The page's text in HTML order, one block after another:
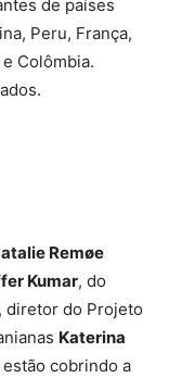
de países
Peru, França,
Colômbia.
Remøe
Kumar, do
, diretor do Projeto
Katerina
estão cobrindo a